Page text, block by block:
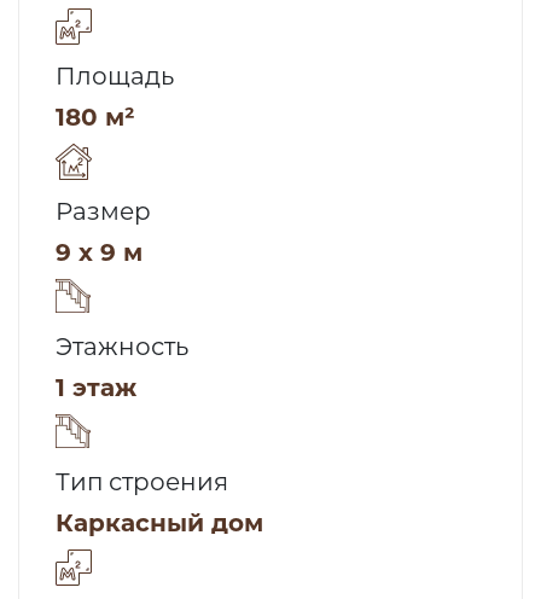
Площадь
180 м²
Размер
9 x 9 м
Этажность
1 этаж
Тип строения
Каркасный дом